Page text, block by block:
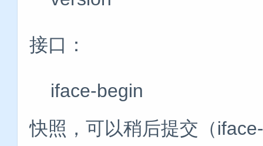
接口：
iface-begin #
快照，可以稍后提交（